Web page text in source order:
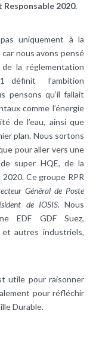
2020.
uniquement à la
nous avons pensé
de la réglementation
définit l’ambition
pensons qu’il fallait
comme l’énergie
de l’eau, ainsi que
plan. Nous sortons
pour aller vers une
super HQE, de la
Ce groupe RPR
Général de Poste
de IOSIS. Nous
EDF GDF Suez,
et autres industriels,
utile pour raisonner
pour réfléchir
Durable.